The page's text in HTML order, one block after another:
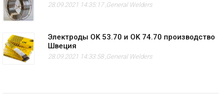
28.09.2021 14:35:17 , General Welders
Электроды OK 53.70 и OK 74.70 производство
Швеция
28.09.2021 14:33:58 , General Welders